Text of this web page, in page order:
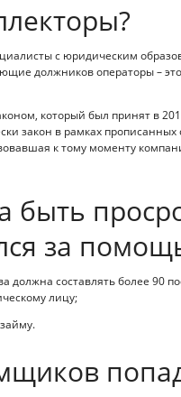
с юридическим
должников операторы –
который был принят в
закон в рамках прописанных
к тому моменту
быть
за
должна составлять более 90
лицу;